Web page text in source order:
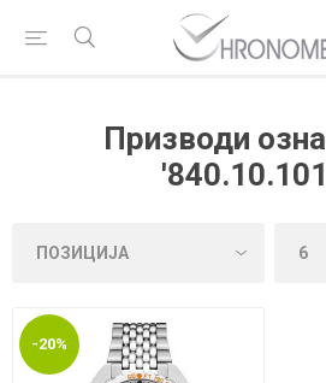
Призводи
-20%